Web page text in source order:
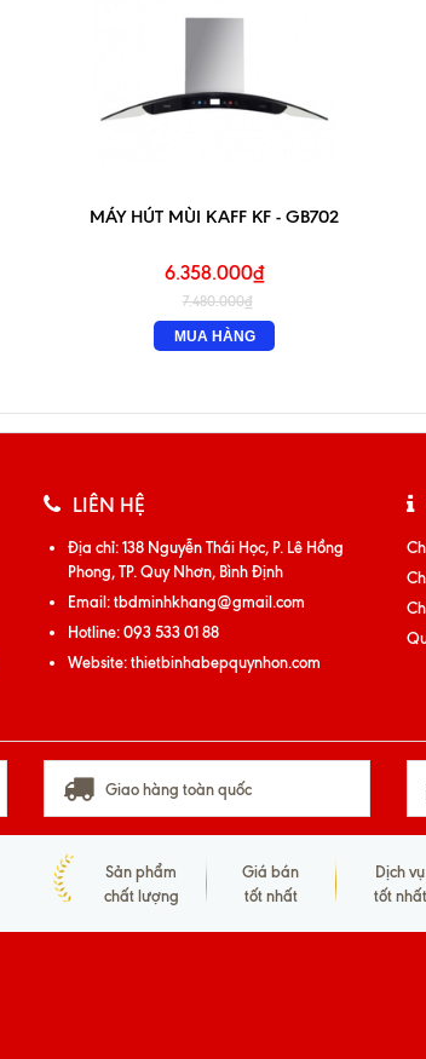
MÁY HÚT MÙI KAFF KF - GB702
6.358.000₫
7.480.000₫
MUA HÀNG
LIÊN HỆ
Địa chỉ:138 Nguyễn Thái Học, P. Lê Hồng
Phong, TP. Quy Nhơn, Bình Định
Email:tbdminhkhang@gmail.com
Hotline:093 533 01 88
Website:thietbinhabepquynhon.com
Giao hàng toàn quốc
Sản phẩm
chất lượng
Giá bán
tốt nhất
Dịch vụ
tốt nhất